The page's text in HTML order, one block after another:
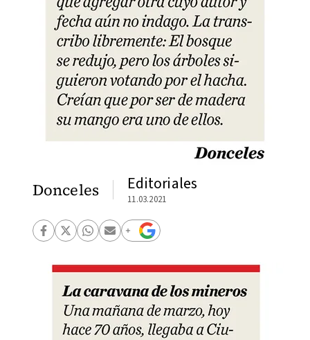
Donceles Editoriales
11.03.2021